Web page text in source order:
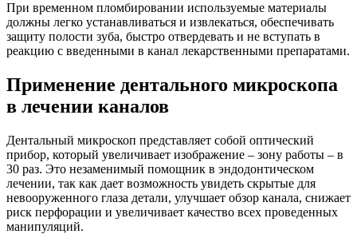
При временном пломбировании используемые материалы
должны легко устанавливаться и извлекаться, обеспечивать
защиту полости зуба, быстро отвердевать и не вступать в
реакцию с введенными в канал лекарственными препаратами.
Применение дентального микроскопа
в лечении каналов
Дентальный микроскоп представляет собой оптический
прибор, который увеличивает изображение – зону работы – в
30 раз. Это незаменимый помощник в эндодонтическом
лечении, так как дает возможность увидеть скрытые для
невооруженного глаза детали, улучшает обзор канала, снижает
риск перфорации и увеличивает качество всех проведенных
манипуляций.